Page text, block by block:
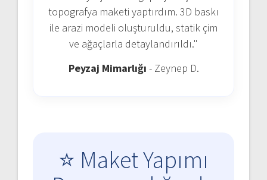
topografya maketi yaptırdım. 3D baskı
ile arazi modeli oluşturuldu, statik çim
ve ağaçlarla detaylandırıldı."
Peyzaj Mimarlığı - Zeynep D.
⭐ Maket Yapımı